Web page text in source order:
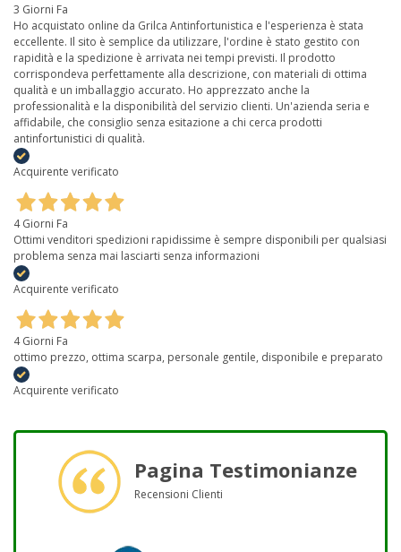
3 Giorni Fa
Ho acquistato online da Grilca Antinfortunistica e l'esperienza è stata
eccellente. Il sito è semplice da utilizzare, l'ordine è stato gestito con
rapidità e la spedizione è arrivata nei tempi previsti. Il prodotto
corrispondeva perfettamente alla descrizione, con materiali di ottima
qualità e un imballaggio accurato. Ho apprezzato anche la
professionalità e la disponibilità del servizio clienti. Un'azienda seria e
affidabile, che consiglio senza esitazione a chi cerca prodotti
antinfortunistici di qualità.
Acquirente verificato
4 Giorni Fa
Ottimi venditori spedizioni rapidissime è sempre disponibili per qualsiasi
problema senza mai lasciarti senza informazioni
Acquirente verificato
4 Giorni Fa
ottimo prezzo, ottima scarpa, personale gentile, disponibile e preparato
Acquirente verificato
Pagina Testimonianze
Recensioni Clienti